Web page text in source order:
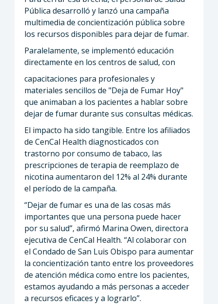
Pública desarrolló y lanzó una campaña
multimedia de concientización pública sobre
los recursos disponibles para dejar de fumar.
Paralelamente, se implementó educación
directamente en los centros de salud, con
capacitaciones para profesionales y
materiales sencillos de "Deja de Fumar Hoy"
que animaban a los pacientes a hablar sobre
dejar de fumar durante sus consultas médicas.
El impacto ha sido tangible. Entre los afiliados
de CenCal Health diagnosticados con
trastorno por consumo de tabaco, las
prescripciones de terapia de reemplazo de
nicotina aumentaron del 12% al 24% durante
el período de la campaña.
“Dejar de fumar es una de las cosas más
importantes que una persona puede hacer
por su salud”, afirmó Marina Owen, directora
ejecutiva de CenCal Health. “Al colaborar con
el Condado de San Luis Obispo para aumentar
la concientización tanto entre los proveedores
de atención médica como entre los pacientes,
estamos ayudando a más personas a acceder
a recursos eficaces y a lograrlo”.